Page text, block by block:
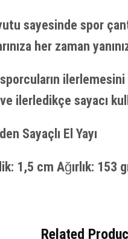
sayesinde spor
her zaman
sporcuların
ilerledikçe sayacı
Sayaçlı El Yayı
1,5 cm Ağırlık: 153
Related